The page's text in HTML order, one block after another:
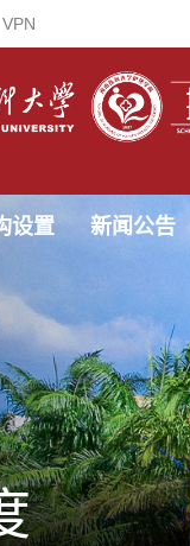
VPN
设置 新闻公告